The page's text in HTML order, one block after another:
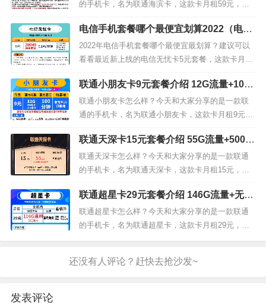
分钟通话套餐外：流量5元/G，通话0.1元/分钟，短
彩信0.1元/...
的手机卡，名为联通海滨卡，这款卡月租59元，包
含200G通用流量，无定向流量，200分钟通话。我
们来看下联通海滨卡59元套餐的详细介绍。 联通海
滨卡套餐内容套餐内：月租59元，200G通用流量，
200分钟通话套餐外：流量5元/G，通话0.15元/分
钟，短彩...
电信手机套餐哪个最便宜划算2022（电信
无忧卡5元套餐）
2022年电信手机套餐哪个最便宜最划算？建议可以
看看最近新上线的电信无忧卡5元套餐，这款卡月租
5元，包含200M通用流量，无定向流量，套内无免
费通话。这个套餐应该是最便宜的了，作为保号套
餐最合适。我们来看下电信无忧卡5元套餐的详细介
绍。电信无忧卡套餐内容套餐内：月租5元，200M
通用流量套餐外：流量...
联通小朋友卡9元套餐介绍 12G流量+100
分钟通话+亲情号码
联通小朋友卡怎么样？今天和大家分享的是一款联
通的手机卡，名为联通小朋友卡，这款卡月租9元，
包含2G通用流量，10G定向流量，100分钟通话且可
添加3个亲情号码。我们来看下联通小朋友卡9元套
餐的详细介绍。联通小朋友卡套餐内容套餐内：月
租9元，2G通用流量，10G定向流量，100分钟通话
套餐外：流量5元...
联通天深卡15元套餐介绍 55G流量+500分
钟通话+首月免费
联通天深卡怎么样？今天和大家分享的是一款联通
的手机卡，名为联通天深卡，这款卡月租15元，包
含56G通用流量，50G定向流量，500分钟通话。我
们来看下联通天深卡15元套餐的详细介绍。联通天
深卡套餐内容套餐内：月租15元，5G通用流量，50
G定向流量，500分钟通话套餐外：流量5元/G，通
联通超星卡29元套餐介绍 146G流量+无免
费通话+首月免费
联通超星卡怎么样？今天和大家分享的是一款联通
的手机卡，名为联通超星卡，这款卡月租29元，包
细介绍。联通超星卡套餐内容套餐内：月租29元，1
发表评论